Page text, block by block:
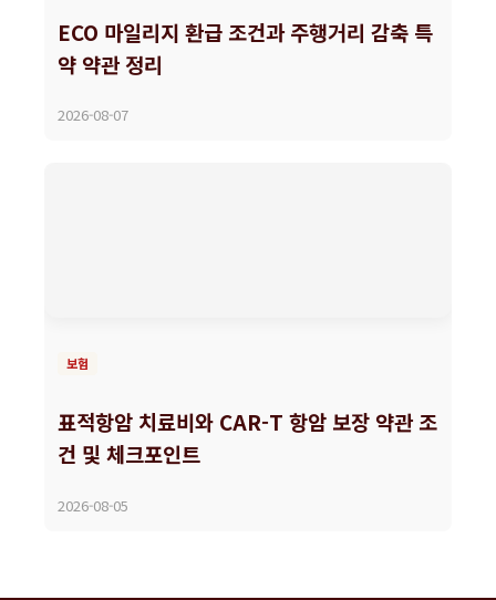
ECO 마일리지 환급 조건과 주행거리 감축 특
약 약관 정리
2026-08-07
보험
표적항암 치료비와 CAR-T 항암 보장 약관 조
건 및 체크포인트
2026-08-05